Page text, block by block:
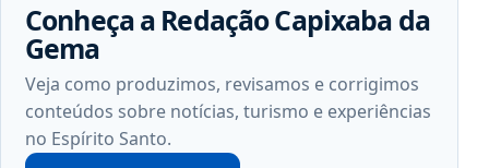
Conheça a Redação Capixaba da
Gema
Veja como produzimos, revisamos e corrigimos
conteúdos sobre notícias, turismo e experiências
no Espírito Santo.